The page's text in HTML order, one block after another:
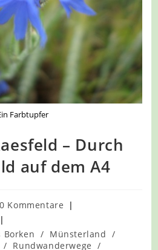
Farbtupfer
– Durch
auf dem A4
0 Kommentare
Borken / Münsterland /
/ Rundwanderwege
/